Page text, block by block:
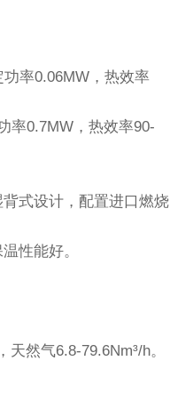
功率0.06MW，热效率
率0.7MW，热效率90-
式设计，配置进口燃烧
性能好。
然气6.8-79.6Nm³/h。